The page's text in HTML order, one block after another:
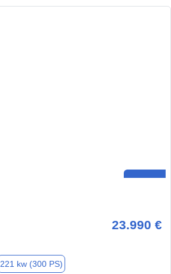
23.990 €
221 kw (300 PS)